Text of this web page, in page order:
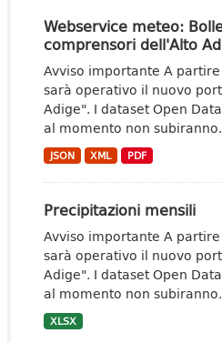
Webservice meteo:
comprensori dell'Alto
Avviso importante A
sarà operativo il nuovo
Adige". I dataset Open
al momento non
JSON XML PDF
Precipitazioni mensili
Avviso importante A
sarà operativo il nuovo
Adige". I dataset Open
al momento non
XLSX